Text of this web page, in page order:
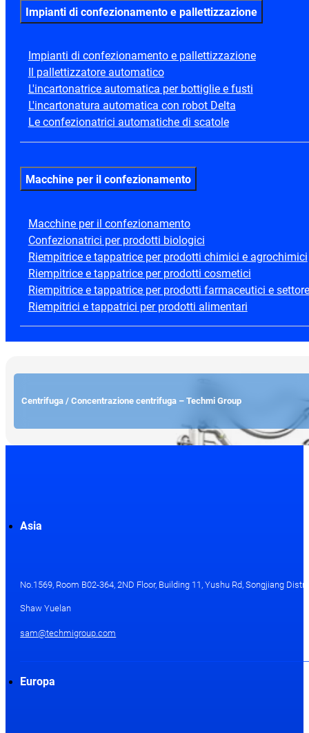
Centrifuga / Concentrazione centrifuga – Techmi Group
Impianti di confezionamento e pallettizzazione
Impianti di confezionamento e pallettizzazione
Il pallettizzatore automatico
L'incartonatrice automatica per bottiglie e fusti
L'incartonatura automatica con robot Delta
Le confezionatrici automatiche di scatole
Macchine per il confezionamento
Macchine per il confezionamento
Confezionatrici per prodotti biologici
Riempitrice e tappatrice per prodotti chimici e agrochimici
Riempitrice e tappatrice per prodotti cosmetici
Riempitrice e tappatrice per prodotti farmaceutici e
Riempitrici e tappatrici per prodotti alimentari
Asia
No.1569, Room B02-364, 2ND Floor, Building 11, Yushu Rd, Songjiang
Shaw Yuelan
sam@techmigroup.com
Europa